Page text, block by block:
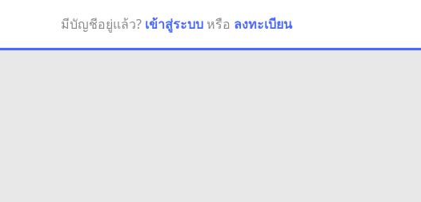
มีบัญชีอยู่แล้ว? เข้าสู่ระบบ หรือ ลงทะเบียน